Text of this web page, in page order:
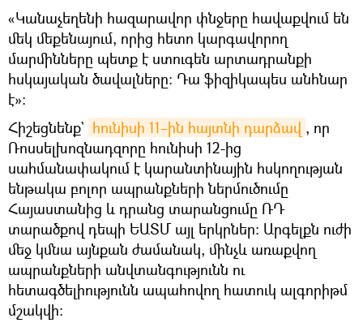
«Կանաչեղենի հազարավոր փնջերը հավաքվում են
մեկ մեքենայում, որից հետո կարգավորող
մարմինները պետք է ստուգեն արտադրանքի
հսկայական ծավալները։ Դա ֆիզիկապես անհնար
է»։
Հիշեցնենք` հունիսի 11–ին հայտնի դարձավ , որ
Ռոսսելխոզնադզորը հունիսի 12-ից
սահմանափակում է կարանտինային հսկողության
ենթակա բոլոր ապրանքների ներմուծումը
Հայաստանից և դրանց տարանցումը ՌԴ
տարածքով դեպի ԵԱՏՄ այլ երկրներ։ Արգելքն ուժի
մեջ կմնա այնքան ժամանակ, մինչև առաքվող
ապրանքների անվտանգությունն ու
հետագծելիությունն ապահովող հատուկ ալգորիթմ
մշակվի։